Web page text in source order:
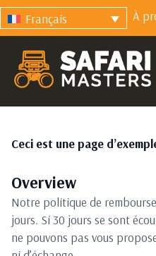
Français À
Ceci est une page
Overview
Notre politique de
jours. Si 30 jours se sont
ne pouvons pas vous